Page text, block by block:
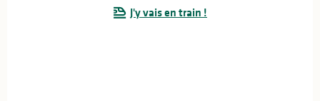
J'y vais en train !